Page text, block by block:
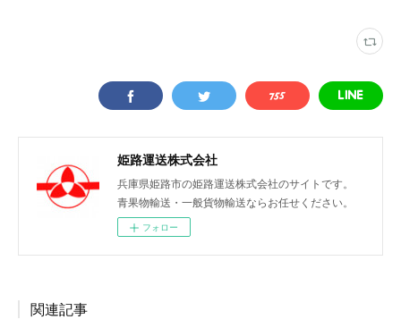
姫路運送株式会社
兵庫県姫路市の姫路運送株式会社のサイトです。
青果物輸送・一般貨物輸送ならお任せください。
フォロー
関連記事